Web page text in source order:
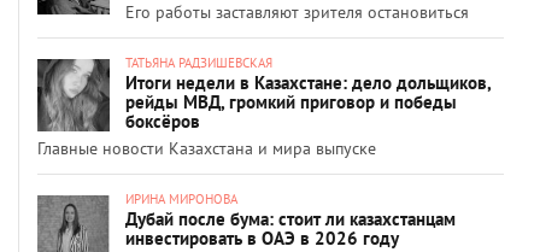
Его работы заставляют зрителя остановиться
ТАТЬЯНА РАДЗИШЕВСКАЯ
Итоги недели в Казахстане: дело дольщиков,
рейды МВД, громкий приговор и победы
боксёров
Главные новости Казахстана и мира выпуске
ИРИНА МИРОНОВА
Дубай после бума: стоит ли казахстанцам
инвестировать в ОАЭ в 2026 году